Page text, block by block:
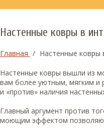
Настенные ковры в
Главная / Настенные ковры
Настенные ковры вышли из
вам более уютным, мягким и
и «против» наличия
Главный аргумент против
моющим эффектом